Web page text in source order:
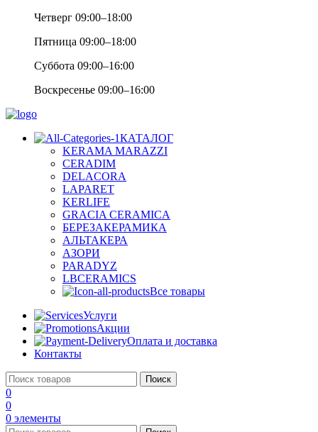
Четверг 09:00–18:00
Пятница 09:00–18:00
Суббота 09:00–16:00
Воскресенье 09:00–16:00
КАТАЛОГ
KERAMA MARAZZI
CERADIM
DELACORA
LAPARET
KERLIFE
GRACIA CERAMICA
БЕРЕЗАКЕРАМИКА
АЛЬТАКЕРА
АЗОРИ
PARADYZ
LBCERAMICS
Все товары
Услуги
Акции
Оплата и доставка
Контакты
Поиск
0
0
0 элементы